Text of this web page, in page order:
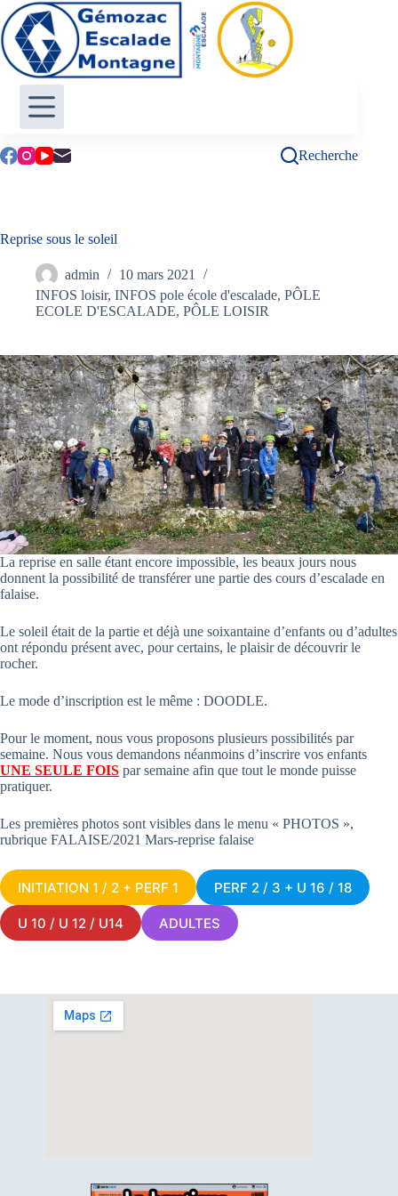
Passer
au
contenu
Recherche
Reprise sous le soleil
admin
10 mars 2021
INFOS loisir, INFOS pole école d'escalade, PÔLE
ECOLE D'ESCALADE, PÔLE LOISIR
La reprise en salle étant encore impossible, les beaux jours nous
donnent la possibilité de transférer une partie des cours d’escalade en
falaise.
Le soleil était de la partie et déjà une soixantaine d’enfants ou d’adultes
ont répondu présent avec, pour certains, le plaisir de découvrir le
rocher.
Le mode d’inscription est le même : DOODLE.
Pour le moment, nous vous proposons plusieurs possibilités par
semaine. Nous vous demandons néanmoins d’inscrire vos enfants
UNE SEULE FOIS par semaine afin que tout le monde puisse
pratiquer.
Les premières photos sont visibles dans le menu « PHOTOS »,
rubrique FALAISE/2021 Mars-reprise falaise
INITIATION 1 / 2 + PERF 1 PERF 2 / 3 + U 16 / 18
U 10 / U 12 / U14 ADULTES